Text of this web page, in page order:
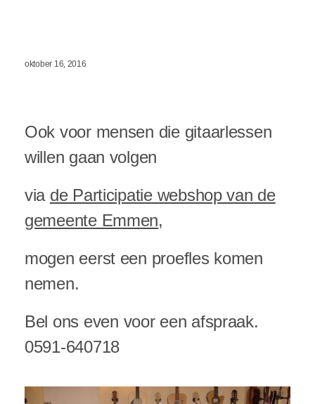
oktober 16, 2016
Ook voor mensen die gitaarlessen
willen gaan volgen
via de Participatie webshop van de
gemeente Emmen,
mogen eerst een proefles komen
nemen.
Bel ons even voor een afspraak.
0591-640718